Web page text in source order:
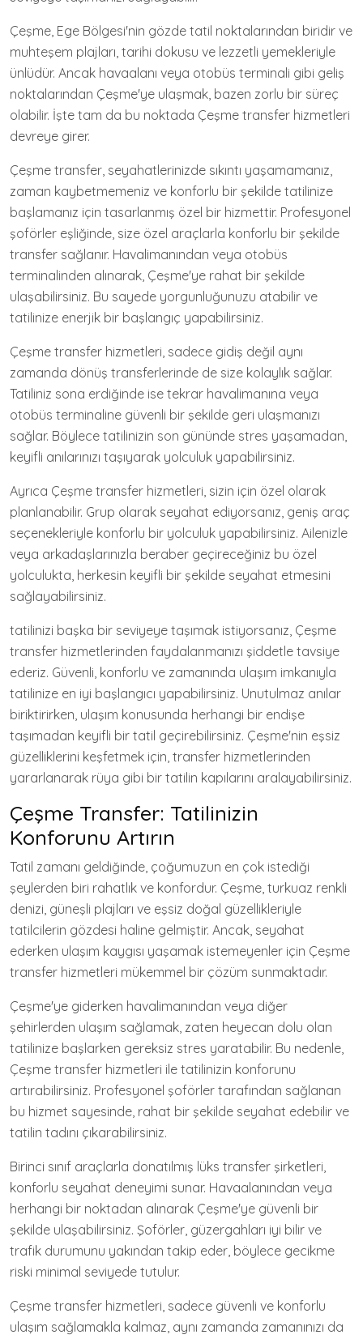
Çeşme, Ege Bölgesi'nin gözde tatil noktalarından biridir ve
muhteşem plajları, tarihi dokusu ve lezzetli yemekleriyle
ünlüdür. Ancak havaalanı veya otobüs terminali gibi geliş
noktalarından Çeşme'ye ulaşmak, bazen zorlu bir süreç
olabilir. İşte tam da bu noktada Çeşme transfer hizmetleri
devreye girer.
Çeşme transfer, seyahatlerinizde sıkıntı yaşamamanız,
zaman kaybetmemeniz ve konforlu bir şekilde tatilinize
başlamanız için tasarlanmış özel bir hizmettir. Profesyonel
şoförler eşliğinde, size özel araçlarla konforlu bir şekilde
transfer sağlanır. Havalimanından veya otobüs
terminalinden alınarak, Çeşme'ye rahat bir şekilde
ulaşabilirsiniz. Bu sayede yorgunluğunuzu atabilir ve
tatilinize enerjik bir başlangıç yapabilirsiniz.
Çeşme transfer hizmetleri, sadece gidiş değil aynı
zamanda dönüş transferlerinde de size kolaylık sağlar.
Tatiliniz sona erdiğinde ise tekrar havalimanına veya
otobüs terminaline güvenli bir şekilde geri ulaşmanızı
sağlar. Böylece tatilinizin son gününde stres yaşamadan,
keyifli anılarınızı taşıyarak yolculuk yapabilirsiniz.
Ayrıca Çeşme transfer hizmetleri, sizin için özel olarak
planlanabilir. Grup olarak seyahat ediyorsanız, geniş araç
seçenekleriyle konforlu bir yolculuk yapabilirsiniz. Ailenizle
veya arkadaşlarınızla beraber geçireceğiniz bu özel
yolculukta, herkesin keyifli bir şekilde seyahat etmesini
sağlayabilirsiniz.
tatilinizi başka bir seviyeye taşımak istiyorsanız, Çeşme
transfer hizmetlerinden faydalanmanızı şiddetle tavsiye
ederiz. Güvenli, konforlu ve zamanında ulaşım imkanıyla
tatilinize en iyi başlangıcı yapabilirsiniz. Unutulmaz anılar
biriktirirken, ulaşım konusunda herhangi bir endişe
taşımadan keyifli bir tatil geçirebilirsiniz. Çeşme'nin eşsiz
güzelliklerini keşfetmek için, transfer hizmetlerinden
yararlanarak rüya gibi bir tatilin kapılarını aralayabilirsiniz.
Çeşme Transfer: Tatilinizin
Konforunu Artırın
Tatil zamanı geldiğinde, çoğumuzun en çok istediği
şeylerden biri rahatlık ve konfordur. Çeşme, turkuaz renkli
denizi, güneşli plajları ve eşsiz doğal güzellikleriyle
tatilcilerin gözdesi haline gelmiştir. Ancak, seyahat
ederken ulaşım kaygısı yaşamak istemeyenler için Çeşme
transfer hizmetleri mükemmel bir çözüm sunmaktadır.
Çeşme'ye giderken havalimanından veya diğer
şehirlerden ulaşım sağlamak, zaten heyecan dolu olan
tatilinize başlarken gereksiz stres yaratabilir. Bu nedenle,
Çeşme transfer hizmetleri ile tatilinizin konforunu
artırabilirsiniz. Profesyonel şoförler tarafından sağlanan
bu hizmet sayesinde, rahat bir şekilde seyahat edebilir ve
tatilin tadını çıkarabilirsiniz.
Birinci sınıf araçlarla donatılmış lüks transfer şirketleri,
konforlu seyahat deneyimi sunar. Havaalanından veya
herhangi bir noktadan alınarak Çeşme'ye güvenli bir
şekilde ulaşabilirsiniz. Şoförler, güzergahları iyi bilir ve
trafik durumunu yakından takip eder, böylece gecikme
riski minimal seviyede tutulur.
Çeşme transfer hizmetleri, sadece güvenli ve konforlu
ulaşım sağlamakla kalmaz, aynı zamanda zamanınızı da